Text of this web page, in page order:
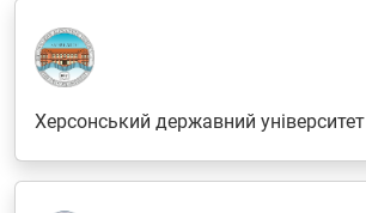
Херсонський державний університет